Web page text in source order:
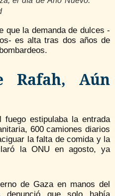
que la demanda de dulces -
es alta tras dos años de
Rafah, Aún
estipulaba la entrada
600 camiones diarios
la falta de comida y la
la ONU en agosto, ya
de Gaza en manos del